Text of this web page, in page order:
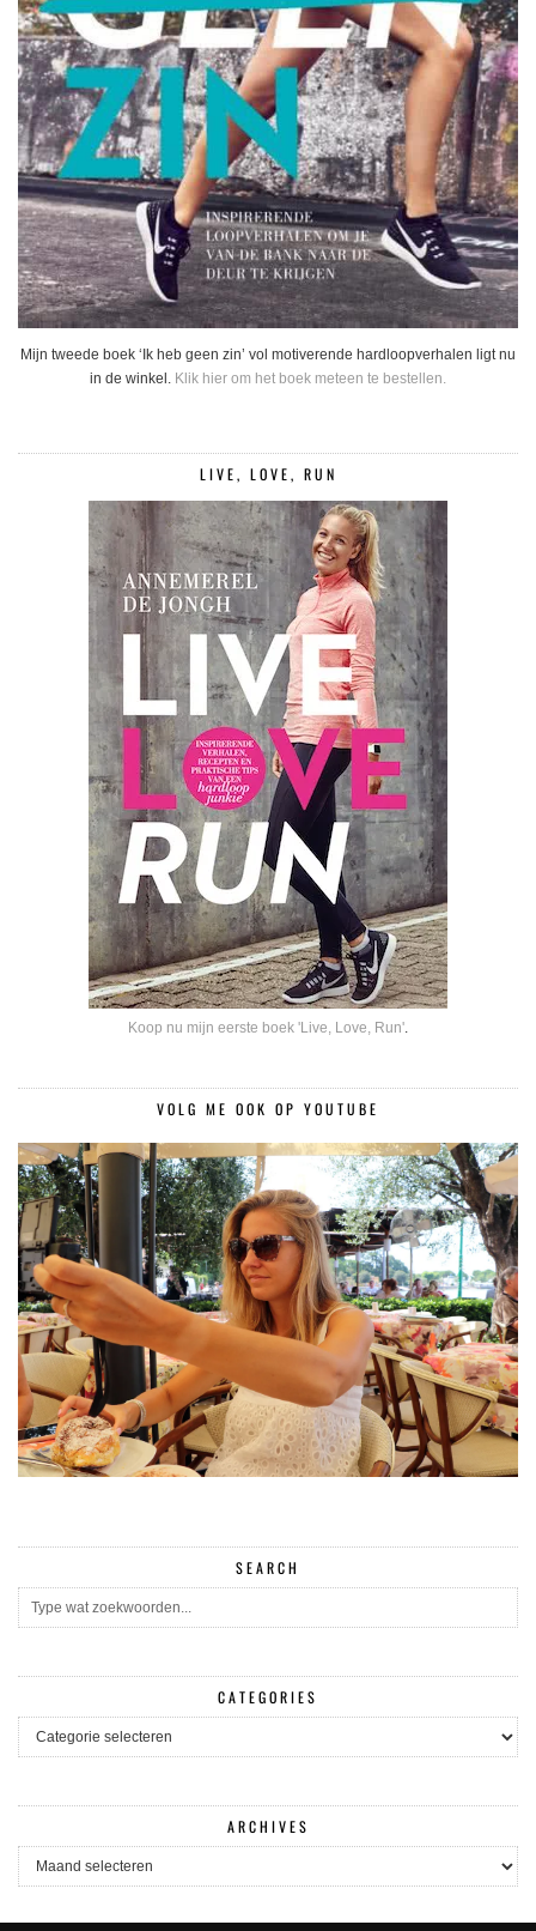
Mijn tweede boek ‘Ik heb geen zin’ vol motiverende hardloopverhalen ligt nu
in de winkel. Klik hier om het boek meteen te bestellen.
LIVE, LOVE, RUN
Koop nu mijn eerste boek 'Live, Love, Run'.
VOLG ME OOK OP YOUTUBE
SEARCH
CATEGORIES
CATEGORIES
ARCHIVES
ARCHIVES